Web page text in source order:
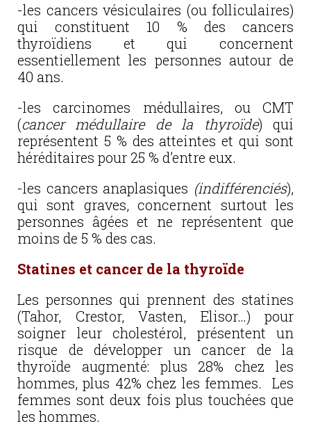
-les cancers vésiculaires (ou folliculaires)
qui constituent 10 % des cancers
thyroïdiens
et qui concernent
essentiellement les personnes autour de
40 ans.
-les carcinomes médullaires, ou CMT
(cancer médullaire de la thyroïde) qui
représentent 5 % des atteintes et qui sont
héréditaires pour 25 % d’entre eux.
-les cancers anaplasiques (indifférenciés),
qui sont graves, concernent surtout les
personnes âgées et ne représentent que
moins de 5 % des cas.
Statines et cancer de la thyroïde
Les personnes qui prennent des statines
(Tahor, Crestor, Vasten, Elisor…) pour
soigner leur cholestérol, présentent un
risque de développer un cancer de la
thyroïde augmenté: plus 28% chez les
hommes, plus 42% chez les femmes. Les
femmes sont deux fois plus touchées que
les hommes.